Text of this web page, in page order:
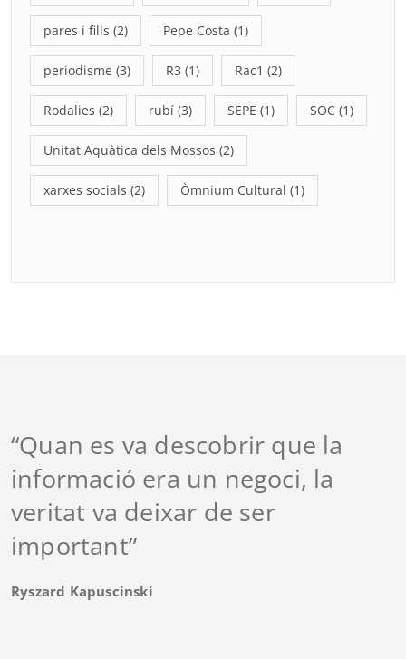
pares i fills (2) Pepe Costa (1)
periodisme (3) R3 (1) Rac1 (2)
Rodalies (2) rubí (3) SEPE (1) SOC (1)
Unitat Aquàtica dels Mossos (2)
xarxes socials (2) Òmnium Cultural (1)
“Quan es va descobrir que la
informació era un negoci, la
veritat va deixar de ser
important”
Ryszard Kapuscinski